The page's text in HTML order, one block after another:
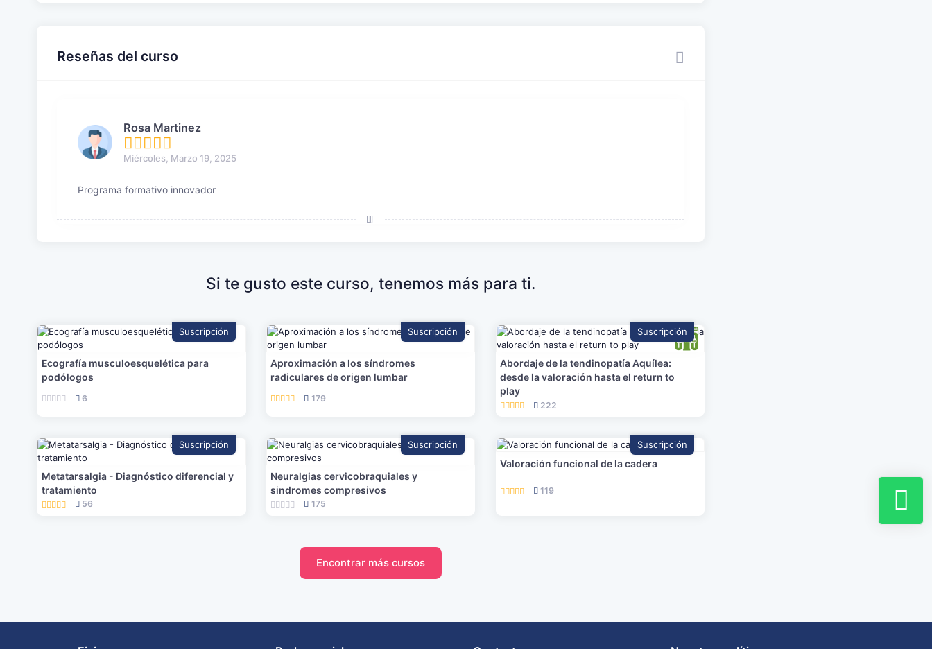
Reseñas del curso
Rosa Martinez
Miércoles, Marzo 19, 2025
Programa formativo innovador
Si te gusto este curso, tenemos más para ti.
Suscripción
Ecografía musculoesquelética para
podólogos
6
Suscripción
Aproximación a los síndromes
radiculares de origen lumbar
179
Suscripción
Abordaje de la tendinopatía Aquílea:
desde la valoración hasta el return to
play
222
Suscripción
Metatarsalgia - Diagnóstico diferencial y
tratamiento
56
Suscripción
Neuralgias cervicobraquiales y
sindromes compresivos
175
Suscripción
Valoración funcional de la cadera
119
Encontrar más cursos